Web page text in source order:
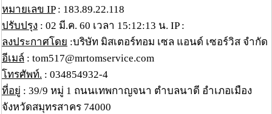
หมายเลข IP: 183.89.22.118
ปรับปรุง : 02 มี.ค. 60 เวลา 15:12:13 น. IP :
ลงประกาศโดย :บริษัท มิสเตอร์ทอม เซล แอนด์ เซอร์วิส จำกัด
อีเมล์ : tom517@mrtomservice.com
โทรศัพท์. : 034854932-4
ที่อยู่ : 39/9 หมู่ 1 ถนนเทพกาญจนา ตำบลนาดี อำเภอเมือง
จังหวัดสมุทรสาคร 74000